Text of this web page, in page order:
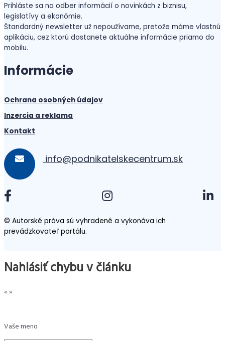
Prihláste sa na odber informácií o novinkách z biznisu,
legislatívy a ekonómie.
Štandardný newsletter už nepoužívame, pretože máme vlastnú
aplikáciu, cez ktorú dostanete aktuálne informácie priamo do
mobilu.
Informácie
Ochrana osobných údajov
Inzercia a reklama
Kontakt
info@podnikatelskecentrum.sk
© Autorské práva sú vyhradené a vykonáva ich
prevádzkovateľ portálu.
Nahlásiť chybu v článku
«»
Vaše meno